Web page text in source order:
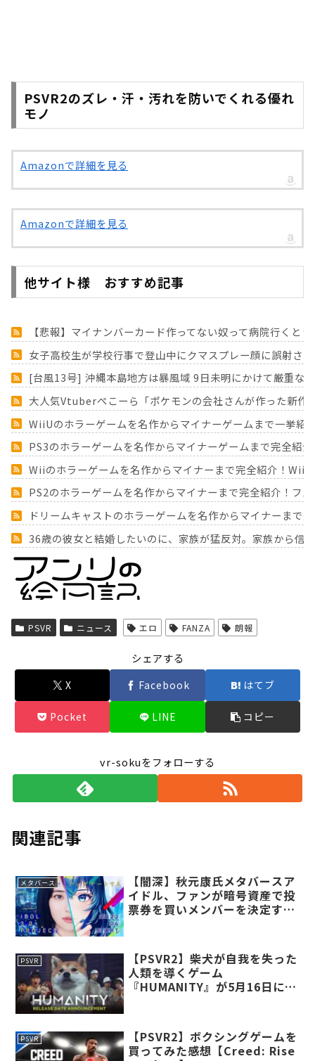
PSVR2のズレ・汗・汚れを防いでくれる優れ
モノ
Amazonで詳細を見る
Amazonで詳細を見る
他サイト様 おすすめ記事
【悲報】マイナンバーカード作ってない奴って病院行くと
女子高校生が学校行事で登山中にクマスプレー顔に誤射さ
[台風13号] 沖縄本島地方は暴風域 9日未明にかけて厳重な
大人気Vtuberぺこーら「ポケモンの会社さんが作った新作
WiiUのホラーゲームを名作からマイナーゲームまで一挙紹
PS3のホラーゲームを名作からマイナーゲームまで完全紹
Wiiのホラーゲームを名作からマイナーまで完全紹介！Wii
PS2のホラーゲームを名作からマイナーまで完全紹介！フ
ドリームキャストのホラーゲームを名作からマイナーまで
36歳の彼女と結婚したいのに、家族が猛反対。家族から信
Powered by livedoor 相互RSS
PSVR ニュース エロ FANZA 朗報
シェアする
X Facebook はてブ
Pocket LINE コピー
vr-sokuをフォローする
関連記事
メタバース
【闇深】秋元康氏メタバースア
イドル、ファンが暗号資産で投
票券を買いメンバーを決定する
PSVR
【PSVR2】柴犬が自我を失った
人類を導くゲーム
『HUMANITY』が5月16日に発
PSVR
【PSVR2】ボクシングゲームを
買ってみた感想【Creed: Rise